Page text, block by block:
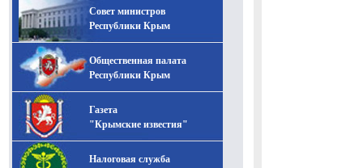
Совет министров
Республики Крым
Общественная палата
Республики Крым
Газета
"Крымские известия"
Налоговая служба